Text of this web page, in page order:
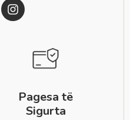
Pagesa të
Sigurta